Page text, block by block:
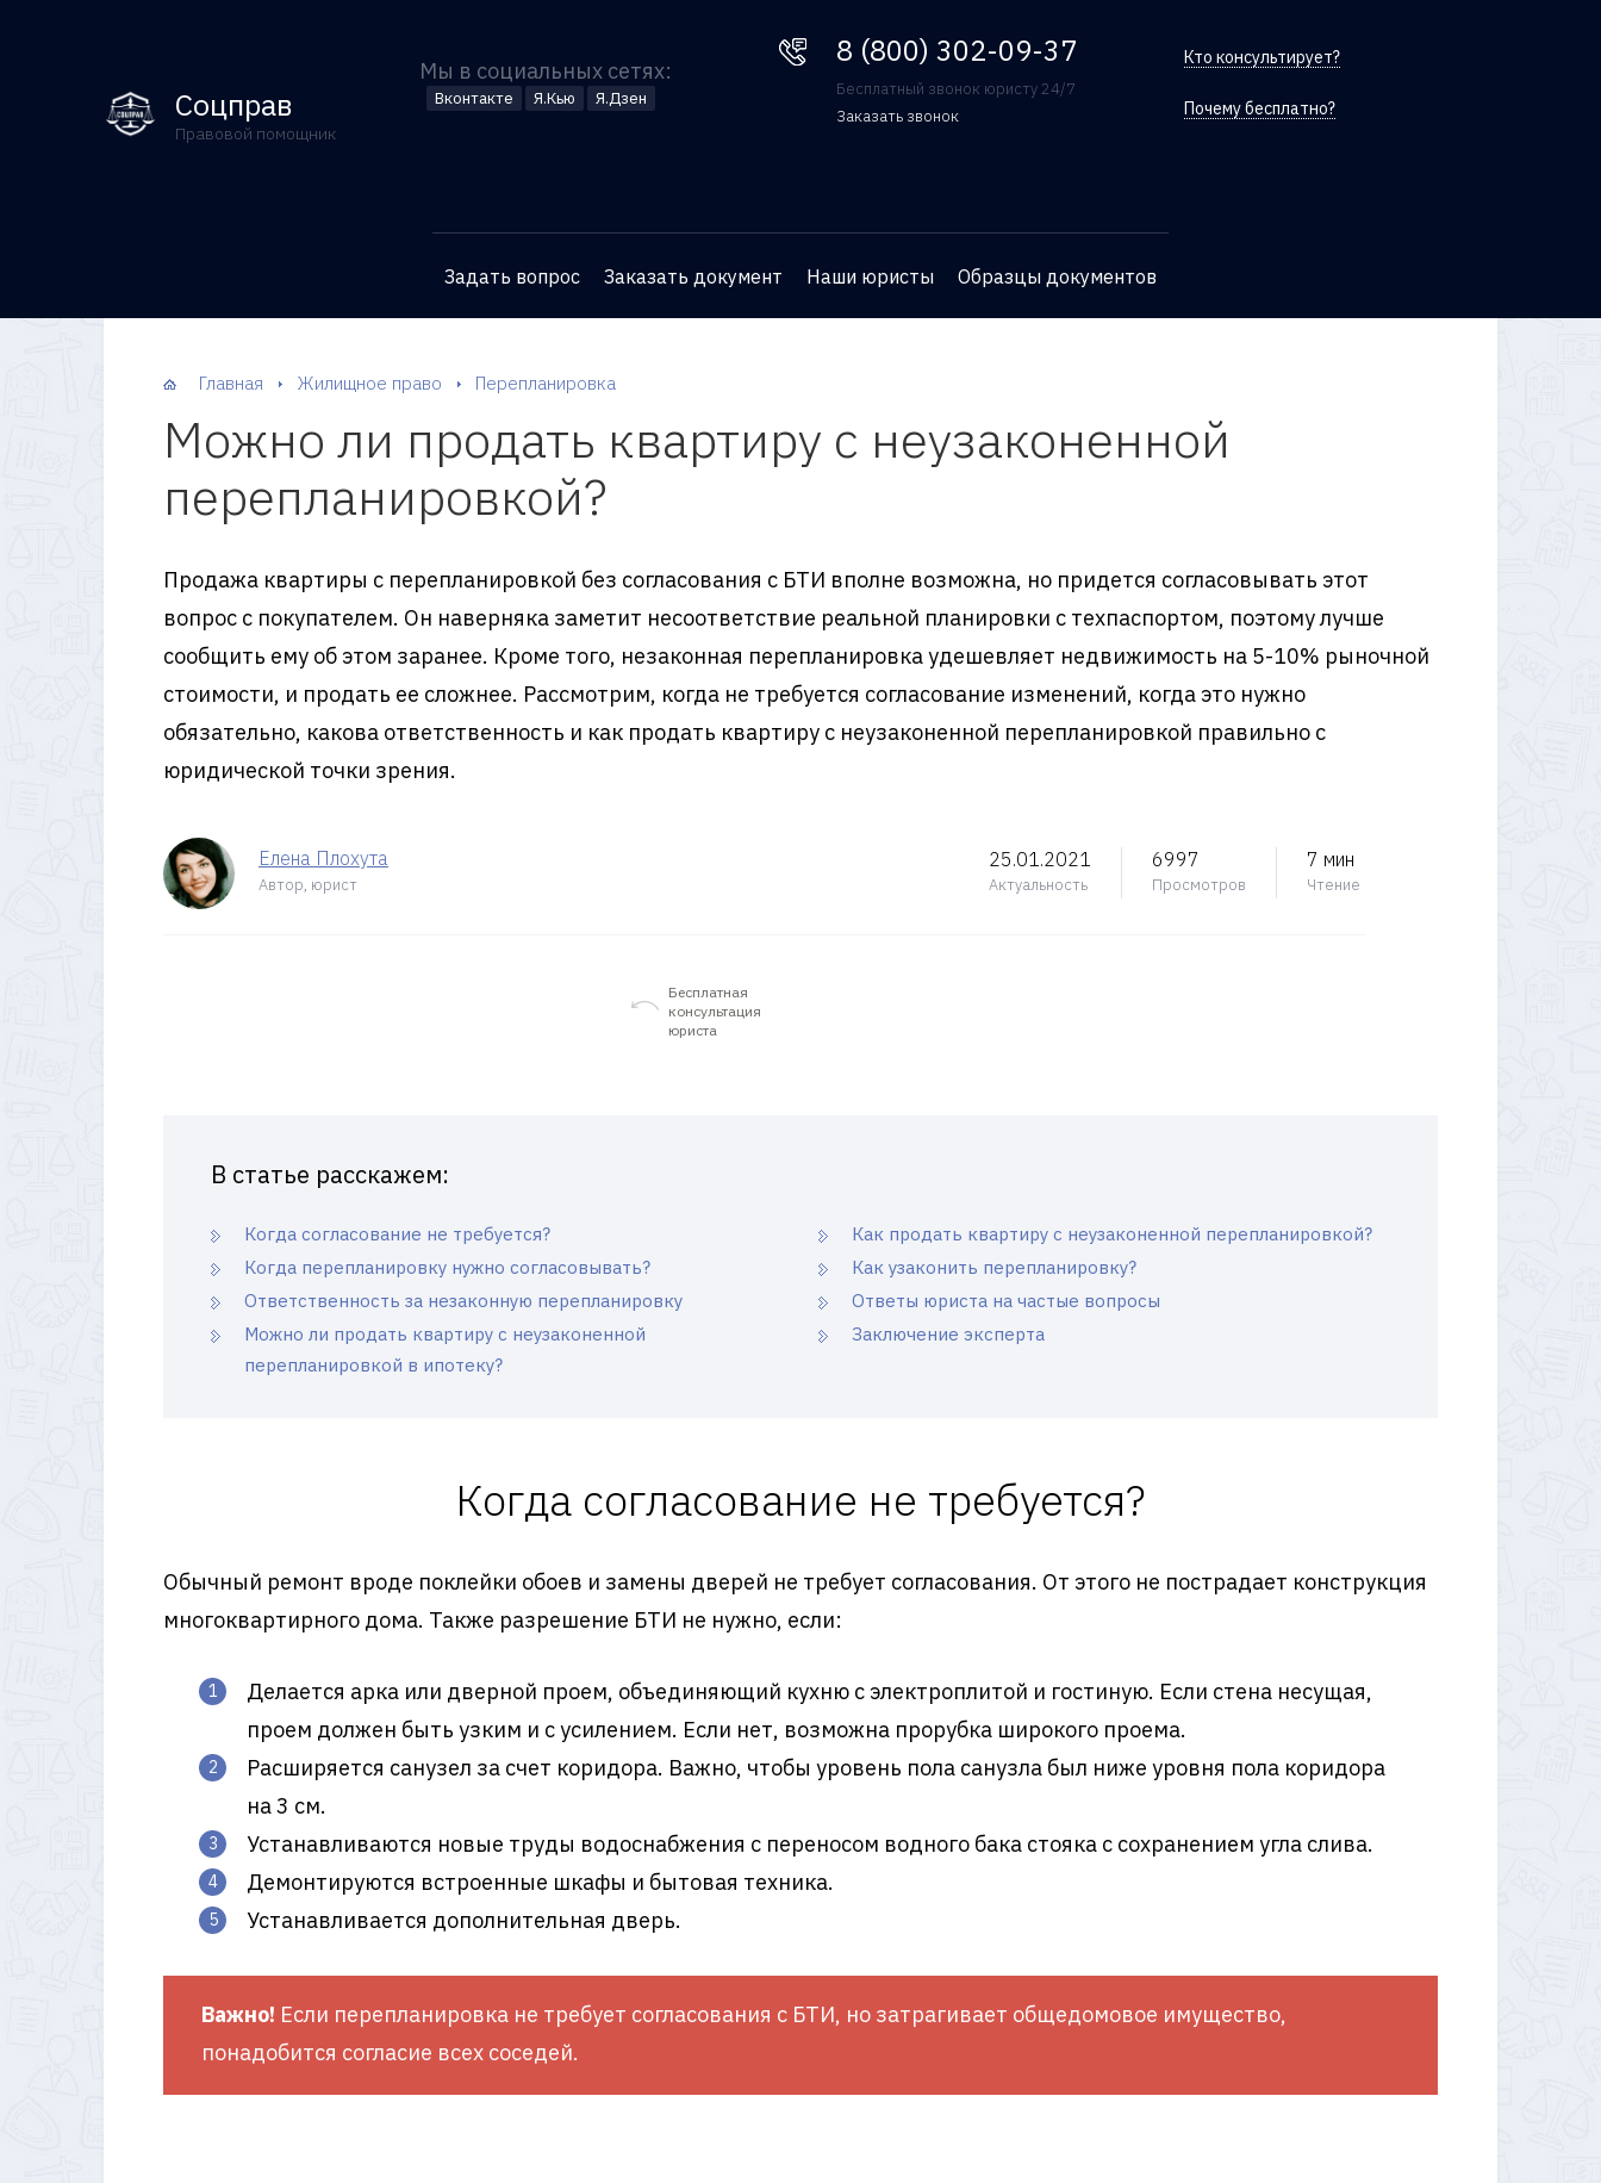
Соцправ
Правовой помощник
Мы в социальных сетях:
Вконтакте Я.Кью Я.Дзен
8 (800) 302-09-37
Бесплатный звонок юристу 24/7
Заказать звонок
и юрист перезвонит вам
консультации
Кто консультирует?
Почему бесплатно?
Задать вопрос Заказать документ Наши юристы Образцы документов
Главная Жилищное право Перепланировка
Можно ли продать квартиру с неузаконенной
перепланировкой?
Продажа квартиры с перепланировкой без согласования с БТИ вполне возможна, но придется согласовывать этот
вопрос с покупателем. Он наверняка заметит несоответствие реальной планировки с техпаспортом, поэтому лучше
сообщить ему об этом заранее. Кроме того, незаконная перепланировка удешевляет недвижимость на 5-10% рыночной
стоимости, и продать ее сложнее. Рассмотрим, когда не требуется согласование изменений, когда это нужно
обязательно, какова ответственность и как продать квартиру с неузаконенной перепланировкой правильно с
юридической точки зрения.
Елена Плохута
Автор, юрист
25.01.2021
Актуальность
6997
Просмотров
7 мин
Чтение
Бесплатная
консультация
юриста
В статье расскажем:
Когда согласование не требуется?
Когда перепланировку нужно согласовывать?
Ответственность за незаконную перепланировку
Можно ли продать квартиру с неузаконенной
перепланировкой в ипотеку?
Как продать квартиру с неузаконенной перепланировкой?
Как узаконить перепланировку?
Ответы юриста на частые вопросы
Заключение эксперта
Когда согласование не требуется?
Обычный ремонт вроде поклейки обоев и замены дверей не требует согласования. От этого не пострадает конструкция
многоквартирного дома. Также разрешение БТИ не нужно, если:
Делается арка или дверной проем, объединяющий кухню с электроплитой и гостиную. Если стена несущая,
проем должен быть узким и с усилением. Если нет, возможна прорубка широкого проема.
Расширяется санузел за счет коридора. Важно, чтобы уровень пола санузла был ниже уровня пола коридора
на 3 см.
Устанавливаются новые труды водоснабжения с переносом водного бака стояка с сохранением угла слива.
Демонтируются встроенные шкафы и бытовая техника.
Устанавливается дополнительная дверь.
Важно! Если перепланировка не требует согласования с БТИ, но затрагивает общедомовое имущество,
понадобится согласие всех соседей.